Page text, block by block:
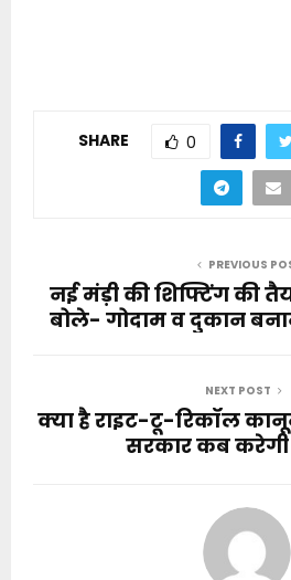
SHARE 0
PREVIOUS
नई मंड़ी की शिफ्टिंग की
बोले- गोदाम व दुकान
NEXT POST
क्या है राइट-टू-रिकॉल
सरकार कब